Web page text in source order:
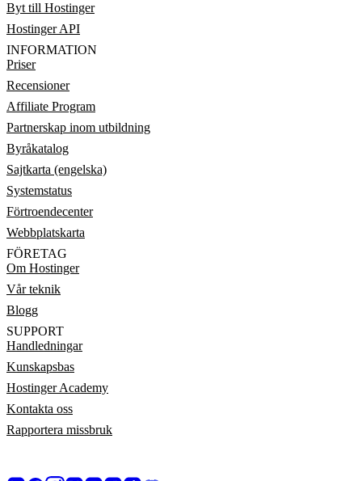
Byt till Hostinger
Hostinger API
INFORMATION
Priser
Recensioner
Affiliate Program
Partnerskap inom utbildning
Byråkatalog
Sajtkarta (engelska)
Systemstatus
Förtroendecenter
Webbplatskarta
FÖRETAG
Om Hostinger
Vår teknik
Blogg
SUPPORT
Handledningar
Kunskapsbas
Hostinger Academy
Kontakta oss
Rapportera missbruk